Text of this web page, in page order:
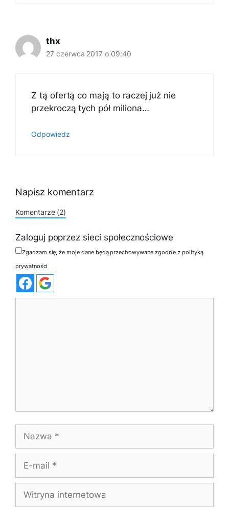
thx
27 czerwca 2017 o 09:40
Z tą ofertą co mają to raczej już nie
przekroczą tych pół miliona…
Odpowiedz
Napisz komentarz
Komentarze (2)
Zaloguj poprzez sieci społecznościowe
Zgadzam się, że moje dane będą przechowywane zgodnie z polityką
prywatności
Nazwa
Witryna
internetowa